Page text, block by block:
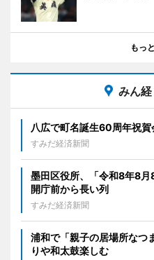
もっ
みん
八広で町名誕生60周年祝
すみだ経済新聞
墨田区役所、「令和8年8
開庁前から長い列
すみだ経済新聞
浦和で「親子の居場所な
りや和太鼓楽しむ